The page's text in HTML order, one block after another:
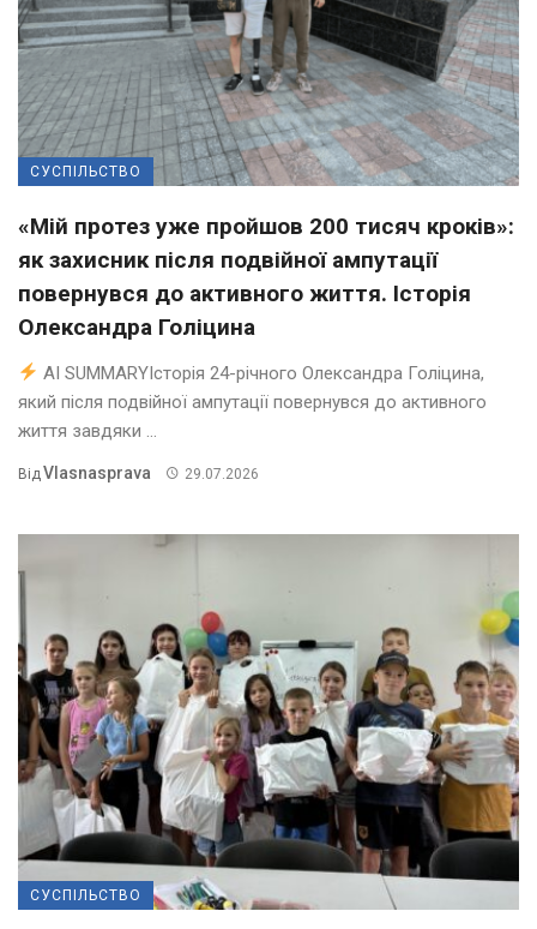
СУСПІЛЬСТВО
«Мій протез уже пройшов 200 тисяч кроків»:
як захисник після подвійної ампутації
повернувся до активного життя. Історія
Олександра Голіцина
AI SUMMARYІсторія 24-річного Олександра Голіцина,
який після подвійної ампутації повернувся до активного
життя завдяки ...
Від Vlasnasprava 29.07.2026
СУСПІЛЬСТВО